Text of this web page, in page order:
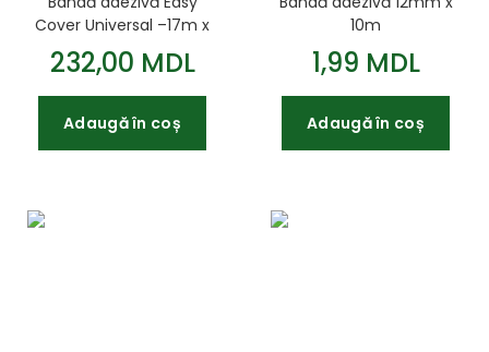
Cover Universal –17m x
2 6m = 44 2m²
232,00 MDL
Adaugă în coș
10m
1,99 MDL
Adaugă în coș